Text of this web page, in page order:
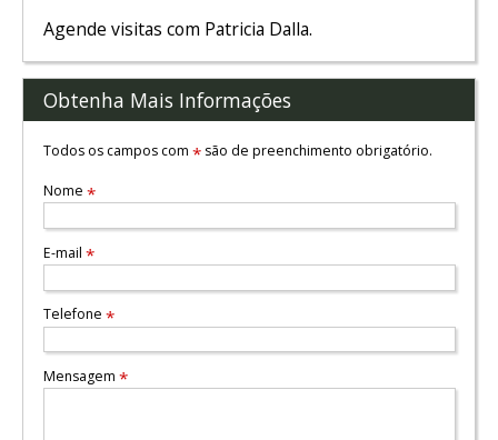
Agende visitas com Patricia Dalla.
Obtenha Mais Informações
Todos os campos com *são de preenchimento obrigatório.
Nome *
E-mail *
Telefone *
Mensagem *